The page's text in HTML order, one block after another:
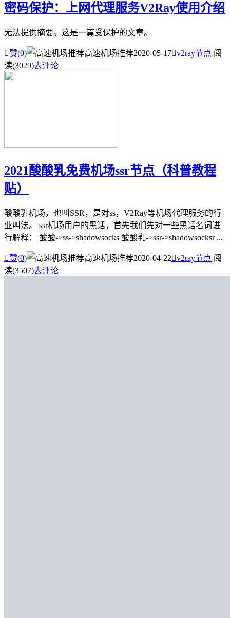
密码保护：上网代理服务V2Ray使用介绍
无法提供摘要。这是一篇受保护的文章。
赞(0) 高速机场推荐2020-05-17v2ray节点 阅
读(3029)去评论
2021酸酸乳免费机场ssr节点（科普教程
贴）
酸酸乳机场，也叫SSR，是对ss，V2Ray等机场代理服务的行
业叫法。 ssr机场用户的黑话，首先我们先对一些黑话名词进
行解释： 酸酸->ss->shadowsocks 酸酸乳->ssr->shadowsocksr ...
赞(0) 高速机场推荐2020-04-22v2ray节点 阅
读(3507)去评论